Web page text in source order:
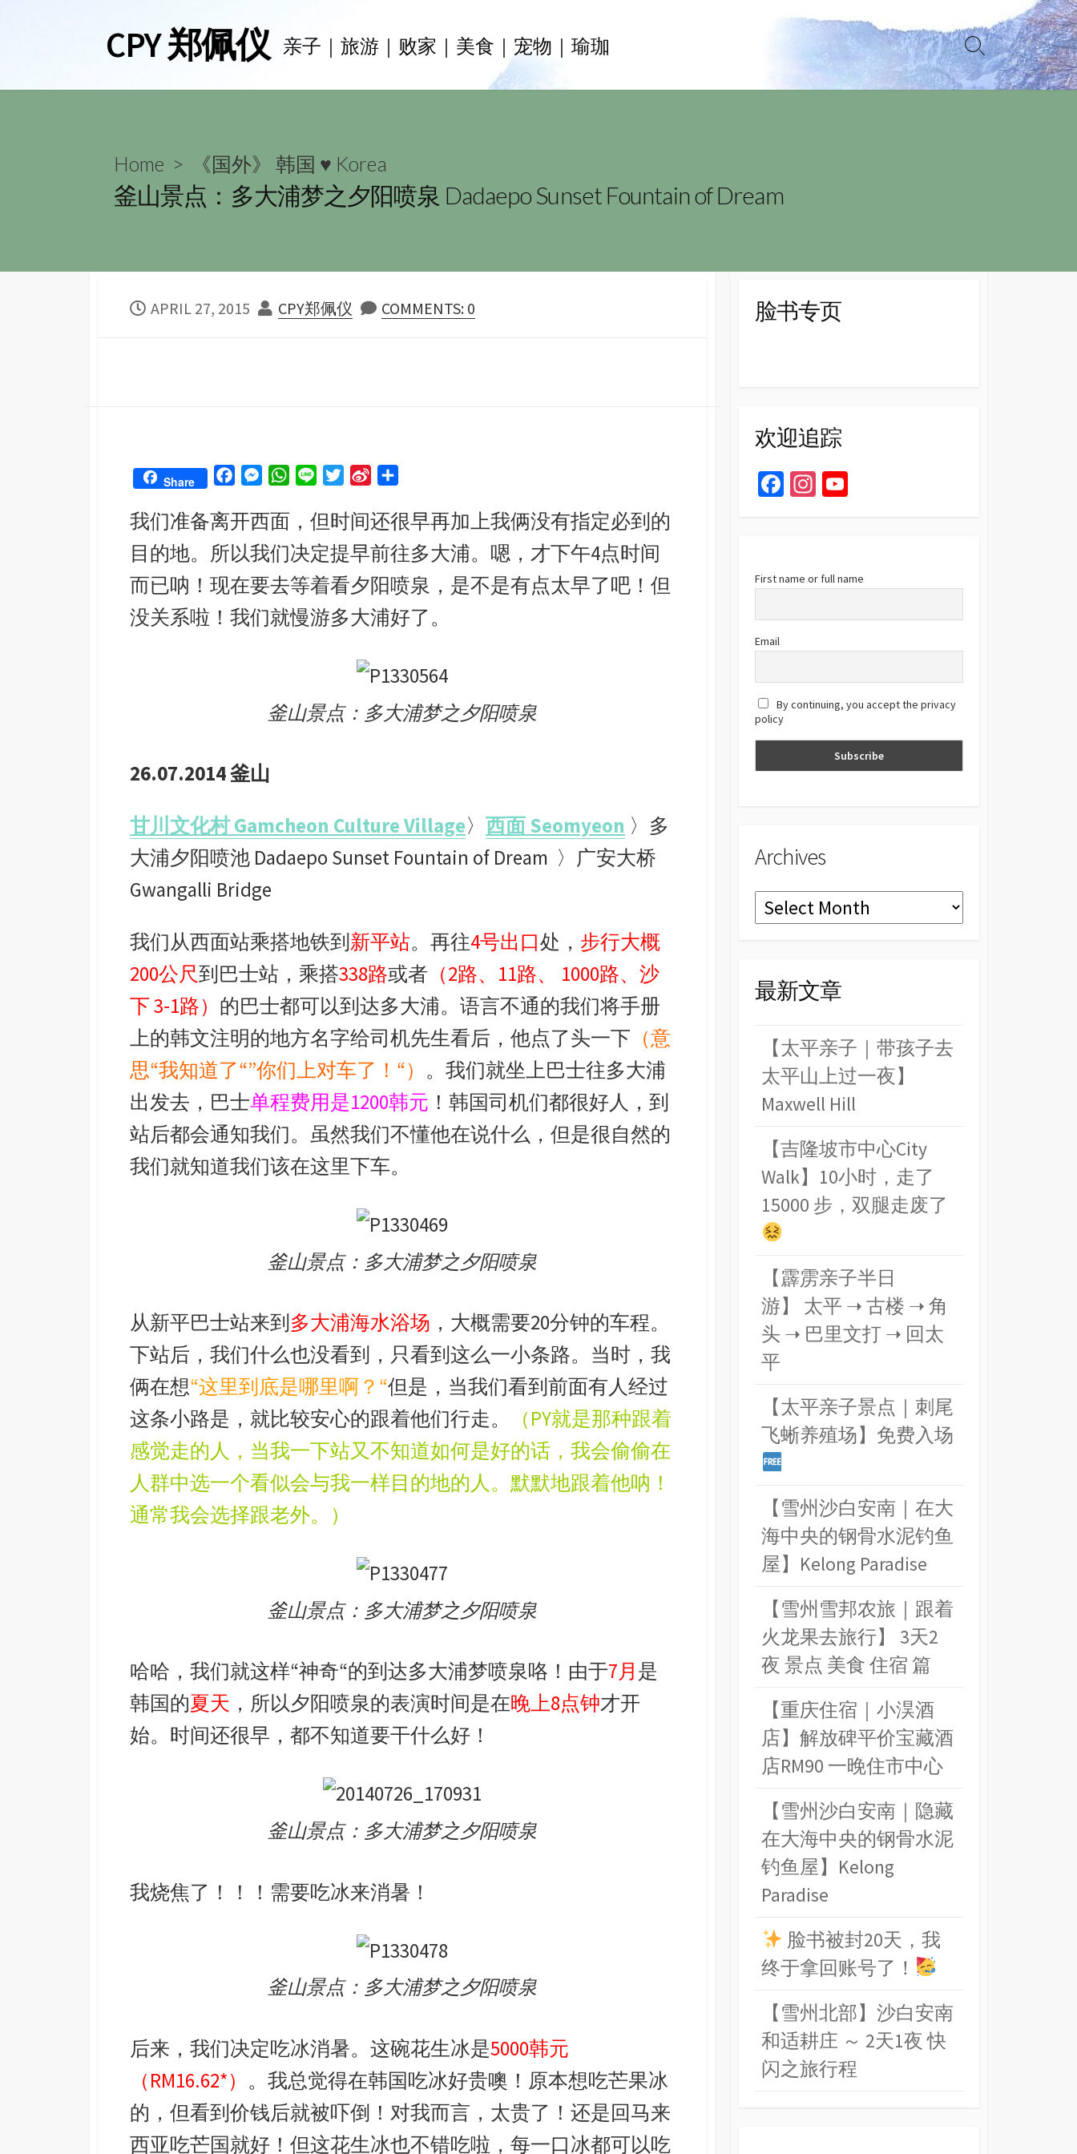
content
CPY 郑佩仪 亲子｜旅游｜败家｜美食｜宠物｜瑜珈
Search
Toggle
Home > 《国外》 韩国 ♥ Korea
釜山景点：多大浦梦之夕阳喷泉 Dadaepo Sunset Fountain of Dream
PUBLISHED
APRIL 27, 2015 AUTHOR
CPY郑佩仪 COMMENTS: 0
Share
c
b
o
k
s
e
n
e
W
s
A
p
n
i
t
e
n
W
e
i
b
a
e
我们准备离开西面，但时间还很早再加上我俩没有指定必到的
目的地。所以我们决定提早前往多大浦。嗯，才下午4点时间
而已呐！现在要去等着看夕阳喷泉，是不是有点太早了吧！但
没关系啦！我们就慢游多大浦好了。
釜山景点：多大浦梦之夕阳喷泉
26.07.2014 釜山
甘川文化村 Gamcheon Culture Village〉 西面 Seomyeon 〉多
大浦夕阳喷池 Dadaepo Sunset Fountain of Dream 〉广安大桥
Gwangalli Bridge
我们从西面站乘搭地铁到新平站。再往4号出口处， 步行大概
200公尺到巴士站，乘搭338路或者 （2路、11路、 1000路、沙
下 3-1路） 的巴士都可以到达多大浦。语言不通的我们将手册
上的韩文注明的地方名字给司机先生看后，他点了头一下 （意
思“我知道了“”你们上对车了！“） 。我们就坐上巴士往多大浦
出发去，巴士单程费用是1200韩元 ！韩国司机们都很好人，到
站后都会通知我们。虽然我们不懂他在说什么，但是很自然的
我们就知道我们该在这里下车。
釜山景点：多大浦梦之夕阳喷泉
从新平巴士站来到多大浦海水浴场 ，大概需要20分钟的车程。
下站后，我们什么也没看到，只看到这么一小条路。当时，我
俩在想“这里到底是哪里啊？“但是，当我们看到前面有人经过
这条小路是，就比较安心的跟着他们行走。
（PY就是那种跟着
感觉走的人，当我一下站又不知道如何是好的话，我会偷偷在
人群中选一个看似会与我一样目的地的人。默默地跟着他呐！
通常我会选择跟老外。）
釜山景点：多大浦梦之夕阳喷泉
哈哈，我们就这样“神奇“的到达多大浦梦喷泉咯！由于7月是
韩国的夏天 ，所以夕阳喷泉的表演时间是在晚上8点钟才开
始。时间还很早，都不知道要干什么好！
釜山景点：多大浦梦之夕阳喷泉
我烧焦了！！！需要吃冰来消暑！
釜山景点：多大浦梦之夕阳喷泉
后来，我们决定吃冰消暑。这碗花生冰是5000韩元
（RM16.62*） 。我总觉得在韩国吃冰好贵噢！原本想吃芒果冰
的，但看到价钱后就被吓倒！对我而言，太贵了！还是回马来
西亚吃芒国就好！但这花生冰也不错吃啦，每一口冰都可以吃
脸书专页
欢迎追踪
Fa
o
k
In
m b
e
a
n
n
el
First name or full name
Email
By continuing, you accept the privacy
policy
Archives
Archives
最新文章
【太平亲子｜带孩子去
太平山上过一夜】
Maxwell Hill
【吉隆坡市中心City
Walk】10小时，走了
15000 步，双腿走废了
【霹雳亲子半日
游】 太平 ➝ 古楼 ➝ 角
头 ➝ 巴里文打 ➝ 回太
平
【太平亲子景点｜刺尾
飞蜥养殖场】免费入场
【雪州沙白安南｜在大
海中央的钢骨水泥钓鱼
屋】Kelong Paradise
【雪州雪邦农旅｜跟着
火龙果去旅行】 3天2
夜 景点 美食 住宿 篇
【重庆住宿｜小淏酒
店】解放碑平价宝藏酒
店RM90 一晚住市中心
【雪州沙白安南｜隐藏
在大海中央的钢骨水泥
钓鱼屋】Kelong
Paradise
脸书被封20天，我
终于拿回账号了！
【雪州北部】沙白安南
和适耕庄 ～ 2天1夜 快
闪之旅行程